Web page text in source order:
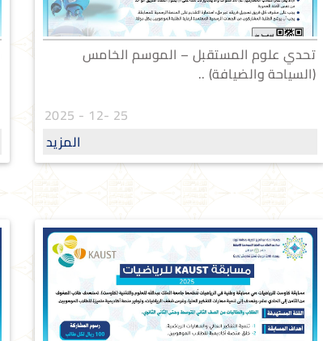
تحدي علوم المستقبل – الموسم الخامس
(السياحة والضيافة) ..
25 -12 - 2025
المزيد